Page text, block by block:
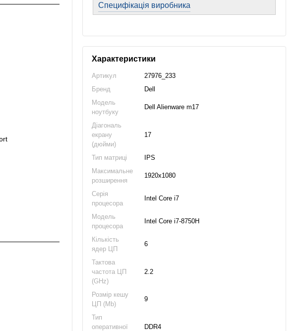
Специфікація виробника
Характеристики
Артикул
27976_233
Бренд
Dell
Модель
ноутбуку
Dell Alienware m17
Діагональ
екрану
(дюйми)
17
Тип матриці
IPS
Максимальне
розширення
1920x1080
Серія
процесора
Intel Core i7
Модель
процесора
Intel Core i7-8750H
Кількість
ядер ЦП
6
Тактова
частота ЦП
(GHz)
2.2
Розмір кешу
ЦП (Mb)
9
Тип
оперативної
DDR4